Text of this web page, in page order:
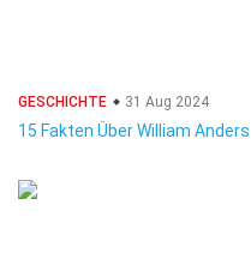
GESCHICHTE 31 Aug 2024
15 Fakten Über William Anders